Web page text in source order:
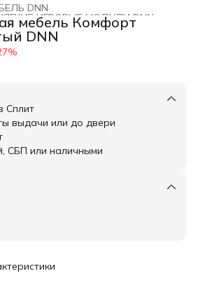
DNN
ИГРОВЫЕ МОДУЛИ DNN
мебель Комфорт
DNN
%
Сплит
выдачи или до двери
СБП или наличными